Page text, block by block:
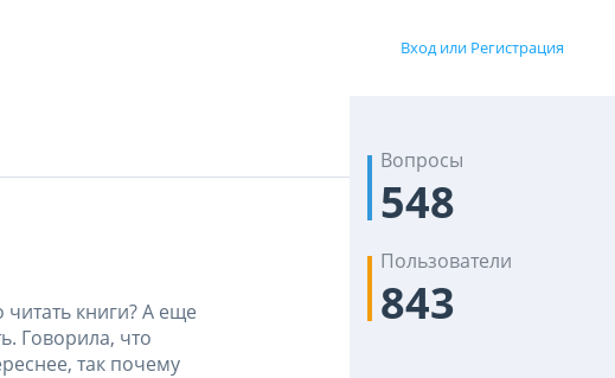
Вход или Регистрация
книги? А еще
Говорила, что
так почему
Вопросы
548
Пользователи
843